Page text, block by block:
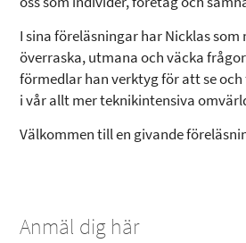
I sina föreläsningar har Nicklas
överraska, utmana och väcka
förmedlar han verktyg för att se
i vår allt mer teknikintensiva
Välkommen till en givande
Anmäl dig här